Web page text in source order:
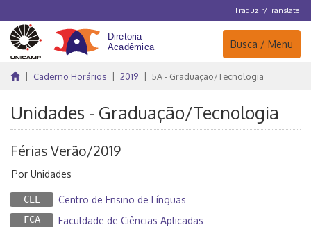
Traduzir/Translate
Navegação
Busca / Menu
Caderno Horários 2019 5A - Graduação/Tecnologia
Unidades - Graduação/Tecnologia
Férias Verão/2019
Por Unidades
CEL Centro de Ensino de Línguas
FCA Faculdade de Ciências Aplicadas